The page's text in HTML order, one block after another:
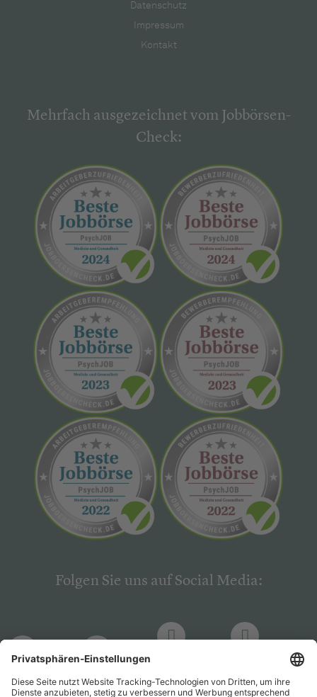
Datenschutz
Impressum
Kontakt
Mehrfach ausgezeichnet vom Jobbörsen-
Check:
Folgen Sie uns auf Social Media:
Hogrefe Hogrefe